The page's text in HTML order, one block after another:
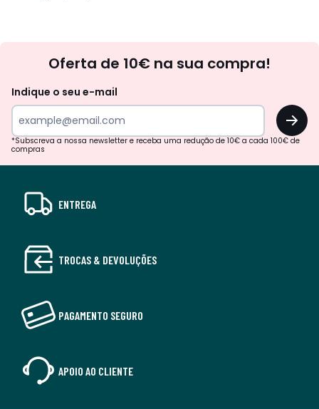
Oferta de 10€ na sua compra!
Indique o seu e-mail
OK
*Subscreva a nossa newsletter e receba uma redução de 10€ a cada 100€ de
compras
ENTREGA
TROCAS & DEVOLUÇÕES
PAGAMENTO SEGURO
APOIO AO CLIENTE